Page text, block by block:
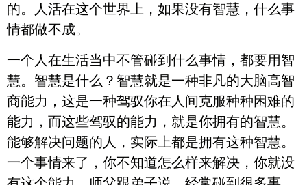
的。人活在这个世界上，如果没有智慧，什么事
情都做不成。
一个人在生活当中不管碰到什么事情，都要用智
慧。智慧是什么？智慧就是一种非凡的大脑高智
商能力，这是一种驾驭你在人间克服种种困难的
能力，而这些驾驭的能力，就是你拥有的智慧。
能够解决问题的人，实际上都是拥有这种智慧。
一个事情来了，你不知道怎么样来解决，你就没